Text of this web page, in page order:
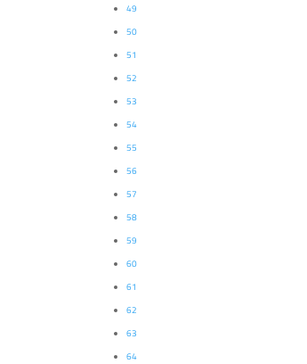
49
50
51
52
53
54
55
56
57
58
59
60
61
62
63
64